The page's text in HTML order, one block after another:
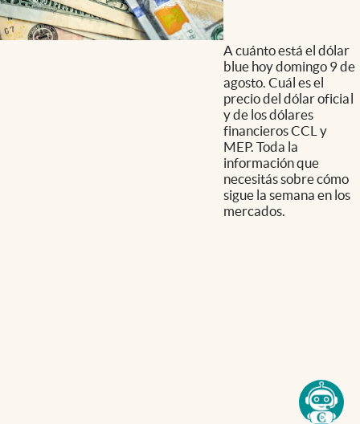
A cuánto está el dólar
blue hoy domingo 9 de
agosto. Cuál es el
precio del dólar oficial
y de los dólares
financieros CCL y
MEP. Toda la
información que
necesitás sobre cómo
sigue la semana en los
mercados.